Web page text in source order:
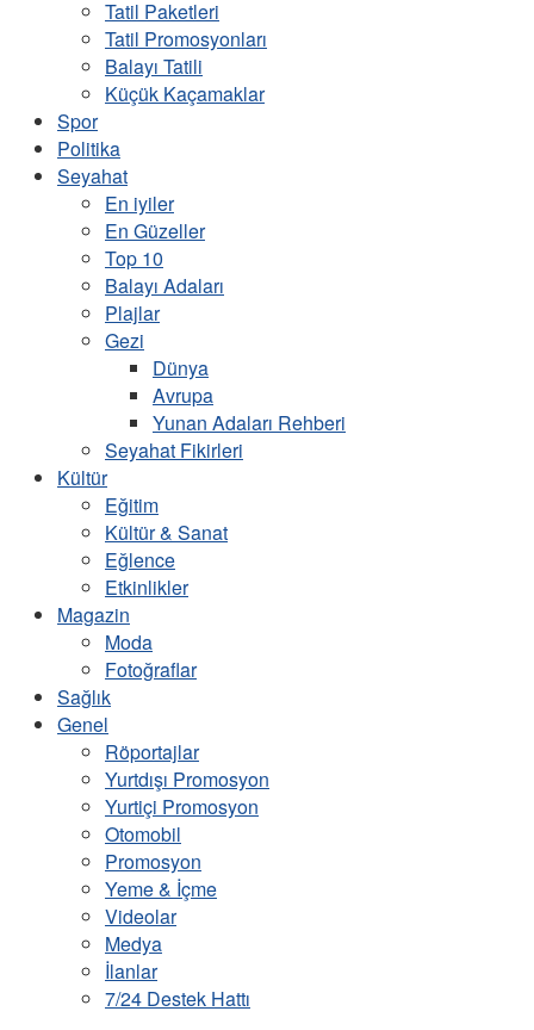
Tatil Paketleri
Tatil Promosyonları
Balayı Tatili
Küçük Kaçamaklar
Spor
Politika
Seyahat
En iyiler
En Güzeller
Top 10
Balayı Adaları
Plajlar
Gezi
Dünya
Avrupa
Yunan Adaları Rehberi
Seyahat Fikirleri
Kültür
Eğitim
Kültür & Sanat
Eğlence
Etkinlikler
Magazin
Moda
Fotoğraflar
Sağlık
Genel
Röportajlar
Yurtdışı Promosyon
Yurtiçi Promosyon
Otomobil
Promosyon
Yeme & İçme
Videolar
Medya
İlanlar
7/24 Destek Hattı